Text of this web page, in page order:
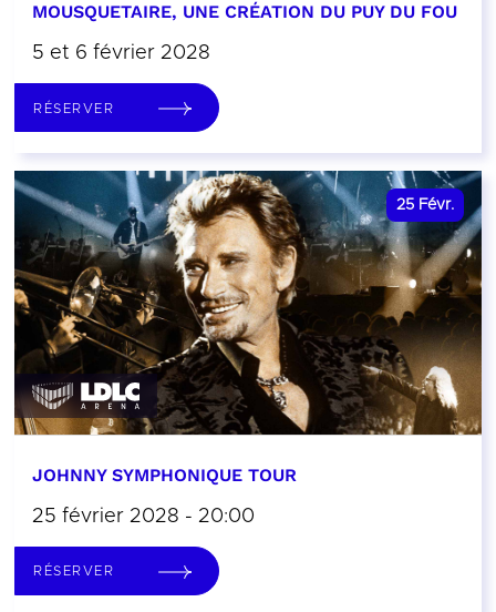
MOUSQUETAIRE, UNE CRÉATION DU PUY DU FOU
5 et 6 février 2028
RÉSERVER
25 Févr.
JOHNNY SYMPHONIQUE TOUR
25 février 2028 - 20:00
RÉSERVER